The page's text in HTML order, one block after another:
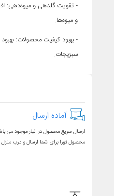
- تقویت گلدهی و میوه‌دهی:
و میوه‌ها.
- بهبود کیفیت محصولات:
سبزیجات.
آماده ارسال
ارسال سریع محصول در انبار موجود می
محصول فورا برای شما ارسال و درب